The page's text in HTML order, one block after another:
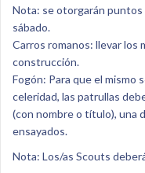
Nota: se otorgarán puntos
sábado.
Carros romanos: llevar los
construcción.
Fogón: Para que el mismo
celeridad, las patrullas
(con nombre o título), una
ensayados.
Nota: Los/as Scouts